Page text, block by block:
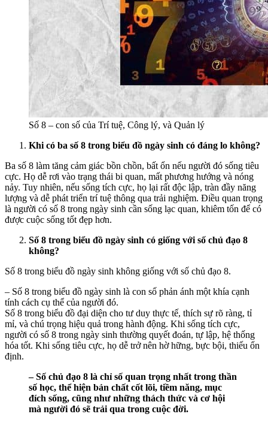
Số 8 – con số của Trí tuệ, Công lý, và Quản lý
Khi có ba số 8 trong biểu đồ ngày sinh có đáng lo không?
Ba số 8 làm tăng cảm giác bồn chồn, bất ổn nếu người đó sống tiêu
cực. Họ dễ rơi vào trạng thái bi quan, mất phương hướng và nóng
nảy. Tuy nhiên, nếu sống tích cực, họ lại rất độc lập, tràn đầy năng
lượng và dễ phát triển trí tuệ thông qua trải nghiệm. Điều quan trọng
là người có số 8 trong ngày sinh cần sống lạc quan, khiêm tốn để có
được cuộc sống tốt đẹp hơn.
Số 8 trong biểu đồ ngày sinh có giống với số chủ đạo 8
không?
Số 8 trong biểu đồ ngày sinh không giống với số chủ đạo 8.
– Số 8 trong biểu đồ ngày sinh là con số phản ánh một khía cạnh
tính cách cụ thể của người đó.
Số 8 trong biểu đồ đại diện cho tư duy thực tế, thích sự rõ ràng, tỉ
mỉ, và chú trọng hiệu quả trong hành động. Khi sống tích cực,
người có số 8 trong ngày sinh thường quyết đoán, tự lập, hệ thống
hóa tốt. Khi sống tiêu cực, họ dễ trở nên hờ hững, bực bội, thiếu ổn
định.
– Số chủ đạo 8 là chỉ số quan trọng nhất trong thần
số học, thể hiện bản chất cốt lõi, tiềm năng, mục
đích sống, cũng như những thách thức và cơ hội
mà người đó sẽ trải qua trong cuộc đời.